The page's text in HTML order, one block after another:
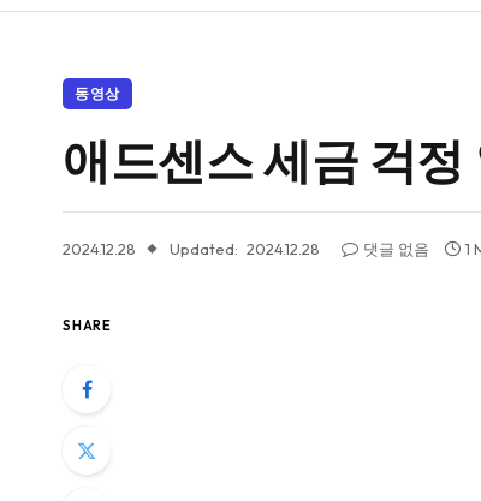
동영상
애드센스 세금 걱
2024.12.28 Updated: 2024.12.28 댓글 없음 1
SHARE